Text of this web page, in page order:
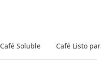
Café Soluble Café Listo